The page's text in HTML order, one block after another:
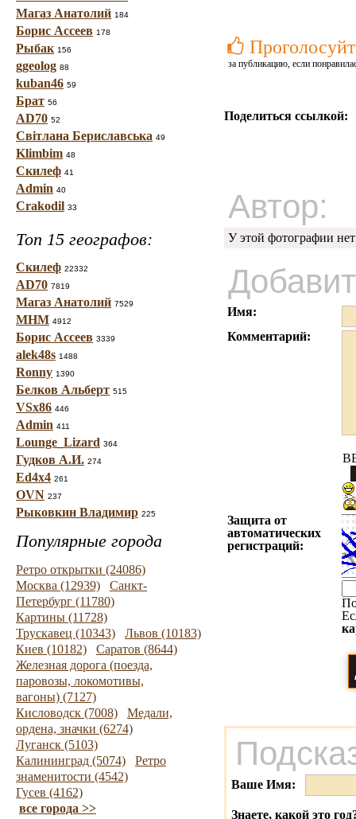
Магаз Анатолий 184
Борис Ассеев 178
Рыбак 156
ggeolog 88
kuban46 59
Брат 56
AD70 52
Світлана Бериславська 49
Klimbim 48
Скилеф 41
Admin 40
Crakodil 33
Топ 15 географов:
Скилеф 22332
AD70 7819
Магаз Анатолий 7529
МНМ 4912
Борис Ассеев 3339
alek48s 1488
Ronny 1390
Белков Альберт 515
VSx86 446
Admin 411
Lounge_Lizard 364
Гудков А.И. 274
Ed4x4 261
OVN 237
Рыковкин Владимир 225
Популярные города
Ретро открытки (24086)
Москва (12939)
Санкт-
Петербург (11780)
Картины (11728)
Трускавец (10343)
Львов (10183)
Киев (10182)
Саратов (8644)
Железная дорога (поезда,
паровозы, локомотивы,
вагоны) (7127)
Кисловодск (7008)
Медали,
ордена, значки (6274)
Луганск (5103)
Калининград (5074)
Ретро
знаменитости (4542)
Гусев (4162)
все города >>
за публикацию, если
Поделиться ссылкой:
Автор:
У этой фотографии
Имя:
Комментарий:
Защита от
автоматических
регистраций:
Ваше Имя:
Знаете, какой это